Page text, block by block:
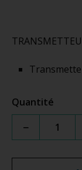
Quantité
−